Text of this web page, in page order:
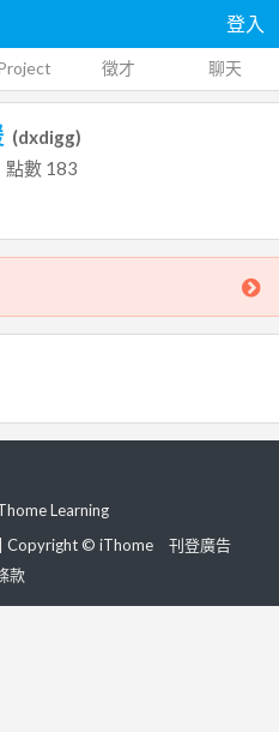
登入
徵才 聊天
(dxdigg)
數 183
Learning
Copyright © iThome
刊登廣告
款